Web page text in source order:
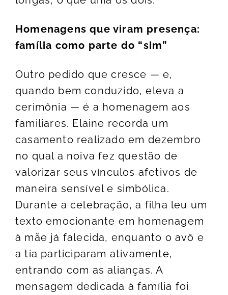
Homenagens que viram presença:
família como parte do “sim”
Outro pedido que cresce — e,
quando bem conduzido, eleva a
cerimônia — é a homenagem aos
familiares. Elaine recorda um
casamento realizado em dezembro
no qual a noiva fez questão de
valorizar seus vínculos afetivos de
maneira sensível e simbólica.
Durante a celebração, a filha leu um
texto emocionante em homenagem
à mãe já falecida, enquanto o avô e
a tia participaram ativamente,
entrando com as alianças. A
mensagem dedicada à família foi